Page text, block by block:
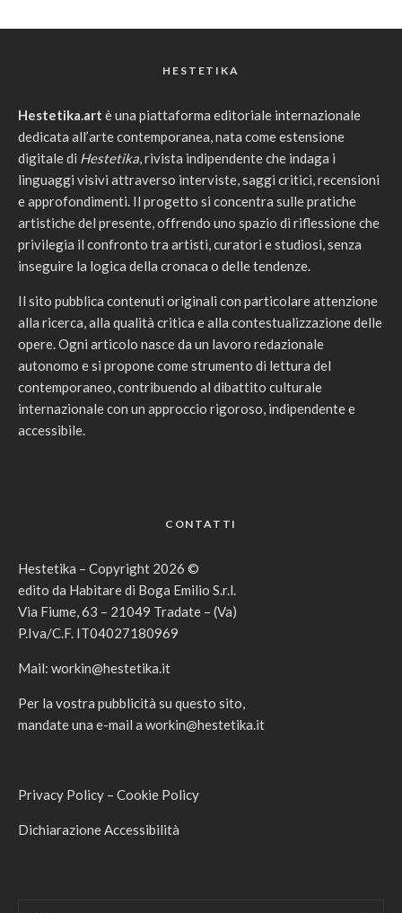
HESTETIKA
Hestetika.art è una piattaforma editoriale internazionale
dedicata all’arte contemporanea, nata come estensione
digitale di Hestetika, rivista indipendente che indaga i
linguaggi visivi attraverso interviste, saggi critici, recensioni
e approfondimenti. Il progetto si concentra sulle pratiche
artistiche del presente, offrendo uno spazio di riflessione che
privilegia il confronto tra artisti, curatori e studiosi, senza
inseguire la logica della cronaca o delle tendenze.
Il sito pubblica contenuti originali con particolare attenzione
alla ricerca, alla qualità critica e alla contestualizzazione delle
opere. Ogni articolo nasce da un lavoro redazionale
autonomo e si propone come strumento di lettura del
contemporaneo, contribuendo al dibattito culturale
internazionale con un approccio rigoroso, indipendente e
accessibile.
CONTATTI
Hestetika – Copyright 2026 ©
edito da Habitare di Boga Emilio S.r.l.
Via Fiume, 63 – 21049 Tradate – (Va)
P.Iva/C.F. IT04027180969
Mail: workin@hestetika.it
Per la vostra pubblicità su questo sito,
mandate una e-mail a workin@hestetika.it
Privacy Policy – Cookie Policy
Dichiarazione Accessibilità